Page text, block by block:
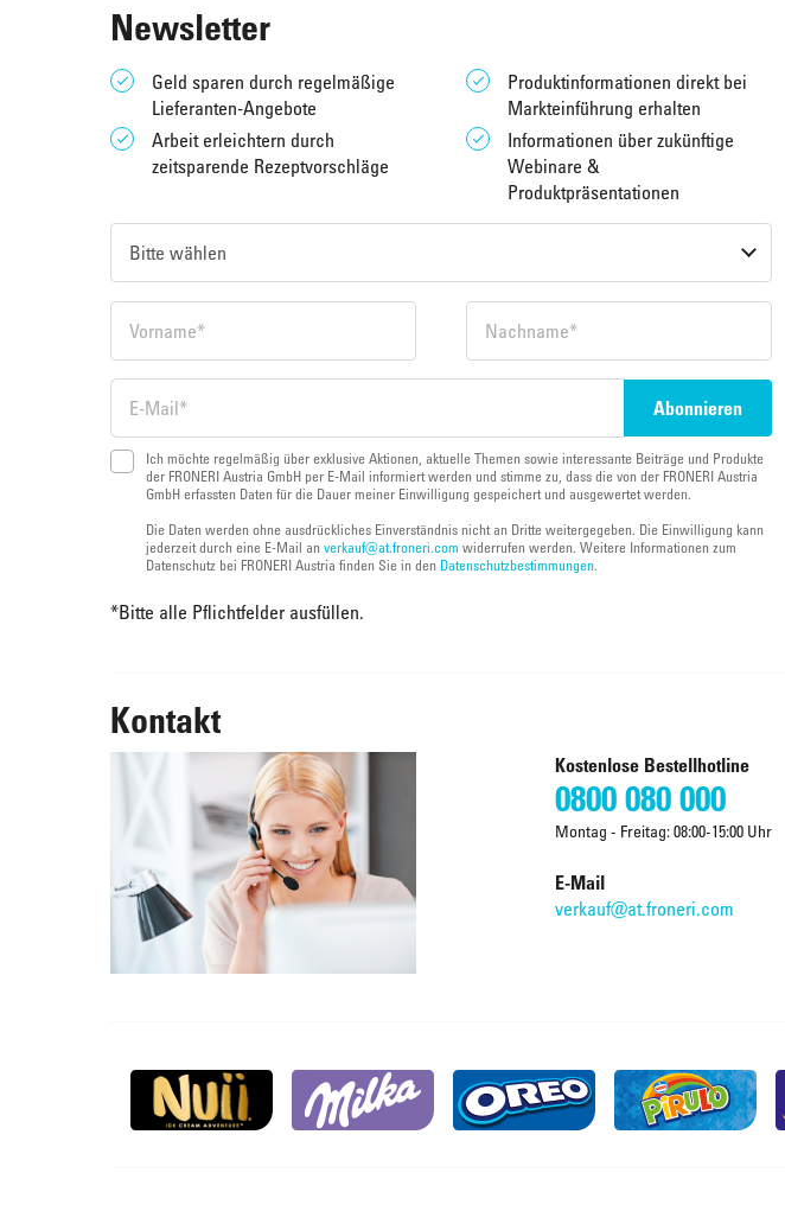
Newsletter
Geld sparen durch regelmäßige
Lieferanten-Angebote
Produktinformationen direkt bei
Markteinführung erhalten
Arbeit erleichtern durch
zeitsparende Rezeptvorschläge
Informationen über zukünftige
Webinare &
Produktpräsentationen
Ich möchte regelmäßig über exklusive Aktionen, aktuelle Themen sowie interessante Beiträge und Produkte
der FRONERI Austria GmbH per E-Mail informiert werden und stimme zu, dass die von der FRONERI Austria
GmbH erfassten Daten für die Dauer meiner Einwilligung gespeichert und ausgewertet werden.
Die Daten werden ohne ausdrückliches Einverständnis nicht an Dritte weitergegeben. Die Einwilligung kann
jederzeit durch eine E-Mail an verkauf@at.froneri.com widerrufen werden. Weitere Informationen zum
Datenschutz bei FRONERI Austria finden Sie in den Datenschutzbestimmungen.
*Bitte alle Pflichtfelder ausfüllen.
Kontakt
Kostenlose Bestellhotline
0800 080 000
Montag - Freitag: 08:00-15:00 Uhr
E-Mail
verkauf@at.froneri.com